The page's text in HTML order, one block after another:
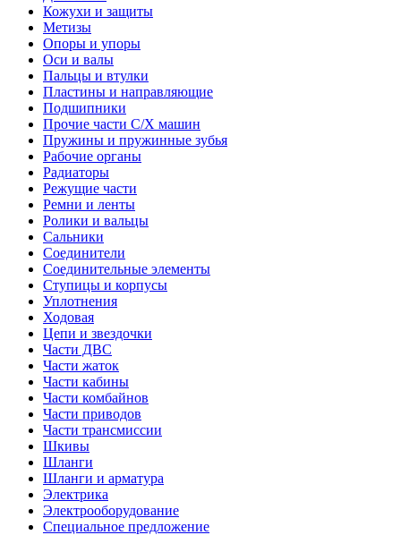
Кожухи и защиты
Метизы
Опоры и упоры
Оси и валы
Пальцы и втулки
Пластины и направляющие
Подшипники
Прочие части С/Х машин
Пружины и пружинные зубья
Рабочие органы
Радиаторы
Режущие части
Ремни и ленты
Ролики и вальцы
Сальники
Соединители
Соединительные элементы
Ступицы и корпусы
Уплотнения
Ходовая
Цепи и звездочки
Части ДВС
Части жаток
Части кабины
Части комбайнов
Части приводов
Части трансмиссии
Шкивы
Шланги
Шланги и арматура
Электрика
Электрооборудование
Специальное предложение